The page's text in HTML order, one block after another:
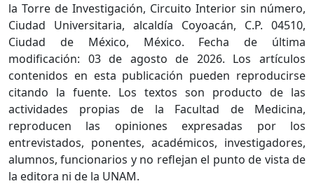
la Torre de Investigación, Circuito Interior sin número,
Ciudad Universitaria, alcaldía Coyoacán, C.P. 04510,
Ciudad de México, México. Fecha de última
modificación: 03 de agosto de 2026. Los artículos
contenidos en esta publicación pueden reproducirse
citando la fuente. Los textos son producto de las
actividades propias de la Facultad de Medicina,
reproducen las opiniones expresadas por los
entrevistados, ponentes, académicos, investigadores,
alumnos, funcionarios y no reflejan el punto de vista de
la editora ni de la UNAM.